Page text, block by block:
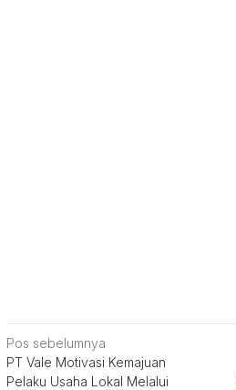
Navigasi
pos
Pos sebelumnya
PT Vale Motivasi Kemajuan
Pelaku Usaha Lokal Melalui